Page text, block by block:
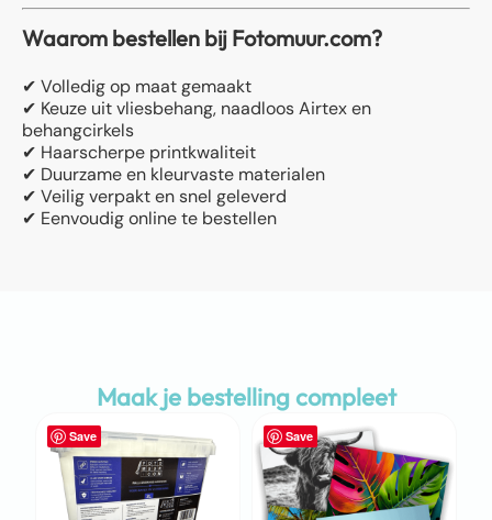
Waarom bestellen bij Fotomuur.com?
✔ Volledig op maat gemaakt
✔ Keuze uit vliesbehang, naadloos Airtex en
behangcirkels
✔ Haarscherpe printkwaliteit
✔ Duurzame en kleurvaste materialen
✔ Veilig verpakt en snel geleverd
✔ Eenvoudig online te bestellen
Maak je bestelling compleet
Save Save